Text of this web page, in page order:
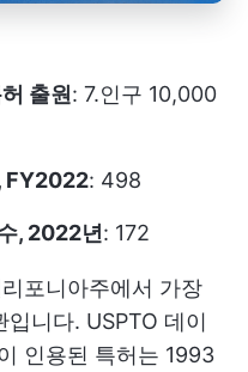
출원 : 7.인구 10,000
FY2022: 498
, 2022년 : 172
포니아주에서 가장
니다. USPTO 데이
인용된 특허는 1993